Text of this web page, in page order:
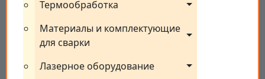
Термообработка
Материалы и комплектующие
для сварки
Лазерное оборудование